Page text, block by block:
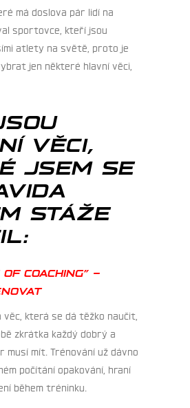
má doslova pár lidí na
sportovce, kteří jsou
atlety na světě, proto je
jen některé hlavní věci,
VĚCI,
JSEM SE
STÁŽE
COACHING” –
která se dá těžko naučit,
zkrátka každý dobrý a
mít. Trénování už dávno
počítání opakování, hraní
během tréninku.